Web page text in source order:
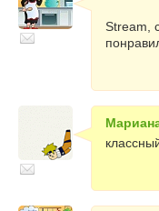
Stream,